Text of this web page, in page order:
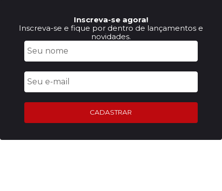
Inscreva-se agora!
Inscreva-se e fique por dentro de lançamentos e
novidades.
CADASTRAR